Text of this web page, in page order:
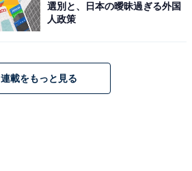
選別と、日本の曖昧過ぎる外国
人政策
連載をもっと見る